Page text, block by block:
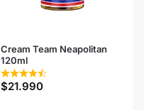
Cream Team Neapolitan
120ml
$21.990